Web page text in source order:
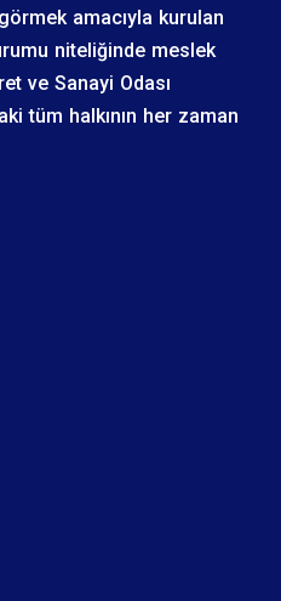
amacıyla kurulan
niteliğinde meslek
ve Sanayi Odası
tüm halkının her zaman